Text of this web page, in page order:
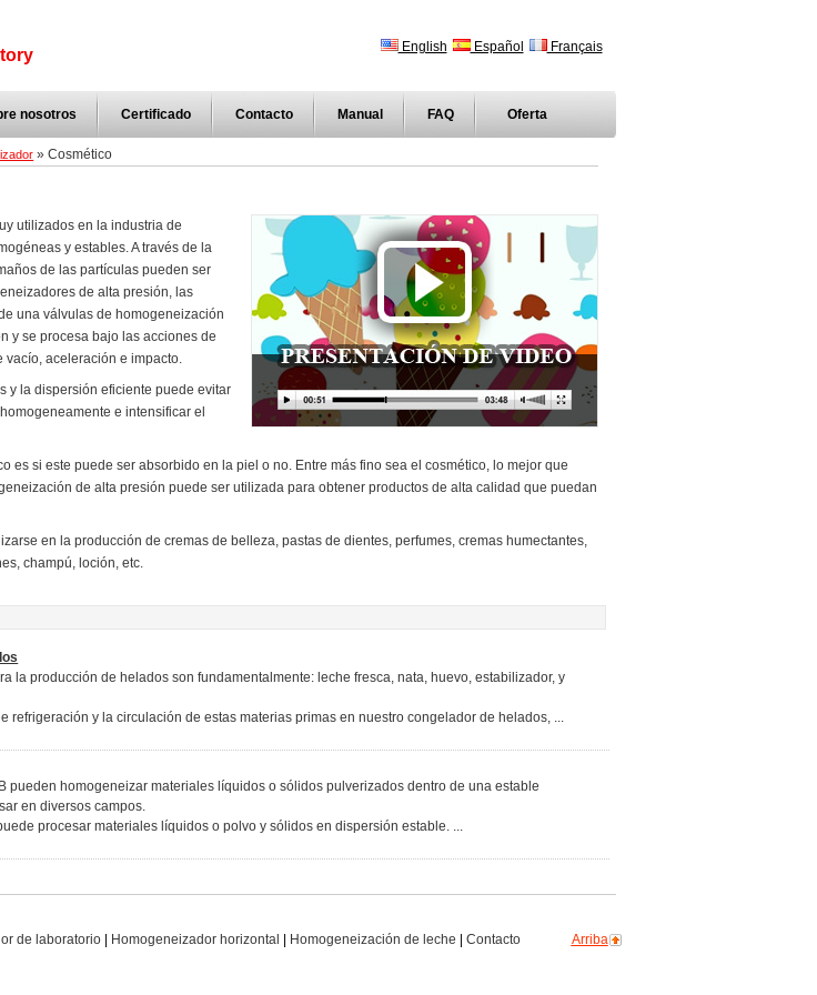
English Español Français
nosotros Certificado Contacto Manual FAQ Oferta
» Cosmético
utilizados en la industria de
y estables. A través de la
de las partículas pueden ser
de alta presión, las
una válvulas de homogeneización
y se procesa bajo las acciones de
vacío, aceleración e impacto.
y la dispersión eficiente puede evitar
e intensificar el
es si este puede ser absorbido en la piel o no. Entre más fino sea el cosmético, lo mejor que
de alta presión puede ser utilizada para obtener productos de alta calidad que puedan
en la producción de cremas de belleza, pastas de dientes, perfumes, cremas humectantes,
champú, loción, etc.
la producción de helados son fundamentalmente: leche fresca, nata, huevo, estabilizador, y
refrigeración y la circulación de estas materias primas en nuestro congelador de helados, ...
pueden homogeneizar materiales líquidos o sólidos pulverizados dentro de una estable
en diversos campos.
procesar materiales líquidos o polvo y sólidos en dispersión estable. ...
de laboratorio| Homogeneizador horizontal Homogeneización de leche
Contacto
Arriba